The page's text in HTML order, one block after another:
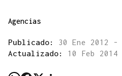
Agencias
Publicado: 30 Ene 2012 -
Actualizado: 10 Feb